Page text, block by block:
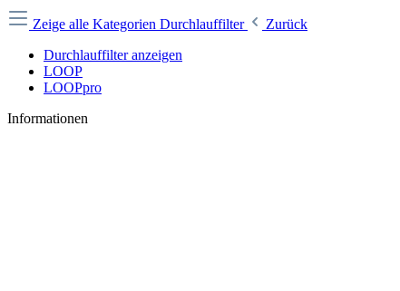
Zeige alle Kategorien Durchlauffilter
Zurück
Durchlauffilter anzeigen
LOOP
LOOPpro
Informationen